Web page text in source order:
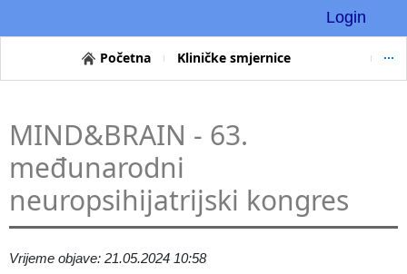
Login
Početna Kliničke smjernice
MIND&BRAIN - 63.
međunarodni
neuropsihijatrijski kongres
Vrijeme objave: 21.05.2024 10:58